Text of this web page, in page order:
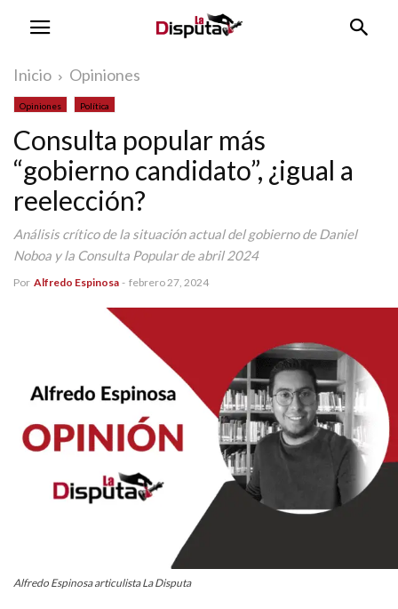
Inicio Opiniones
Opiniones Política
Consulta popular más
“gobierno candidato”, ¿igual a
reelección?
Análisis crítico de la situación actual del gobierno de Daniel
Noboa y la Consulta Popular de abril 2024
Por Alfredo Espinosa - febrero 27, 2024
Alfredo Espinosa articulista La Disputa